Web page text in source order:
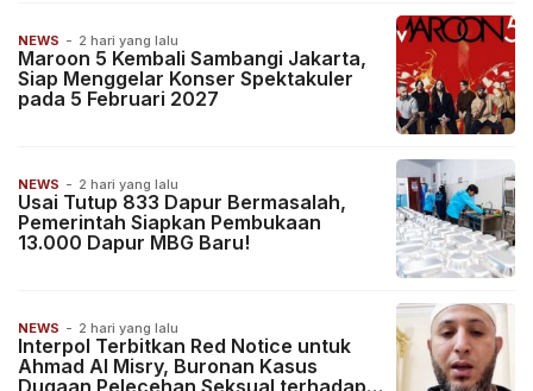
NEWS - 2 hari yang lalu
Maroon 5 Kembali Sambangi Jakarta,
Siap Menggelar Konser Spektakuler
pada 5 Februari 2027
NEWS - 2 hari yang lalu
Usai Tutup 833 Dapur Bermasalah,
Pemerintah Siapkan Pembukaan
13.000 Dapur MBG Baru!
NEWS - 2 hari yang lalu
Interpol Terbitkan Red Notice untuk
Ahmad Al Misry, Buronan Kasus